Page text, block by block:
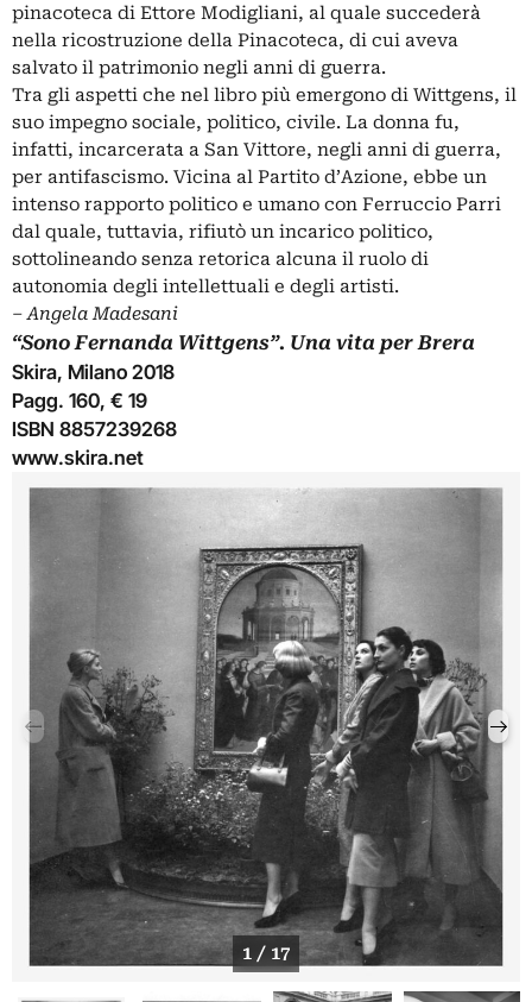
pinacoteca di Ettore Modigliani, al quale succederà
nella ricostruzione della Pinacoteca, di cui aveva
salvato il patrimonio negli anni di guerra.
Tra gli aspetti che nel libro più emergono di Wittgens, il
suo impegno sociale, politico, civile. La donna fu,
infatti, incarcerata a San Vittore, negli anni di guerra,
per antifascismo. Vicina al Partito d’Azione, ebbe un
intenso rapporto politico e umano con Ferruccio Parri
dal quale, tuttavia, rifiutò un incarico politico,
sottolineando senza retorica alcuna il ruolo di
autonomia degli intellettuali e degli artisti.
– Angela Madesani
“Sono Fernanda Wittgens”. Una vita per Brera
Skira, Milano 2018
Pagg. 160, € 19
ISBN 8857239268
www.skira.net
1 / 17